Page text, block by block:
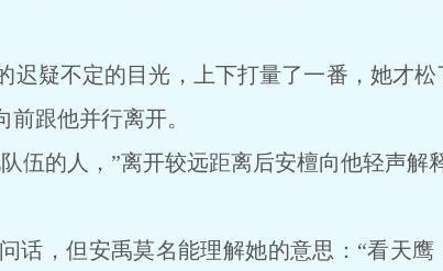
疑不定的目光，上下打量了一番，她才松
跟他并行离开。
的人，”离开较远距离后安檀向他轻声解
，但安禹莫名能理解她的意思：“看天鹰